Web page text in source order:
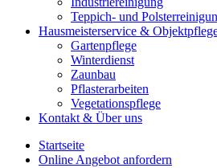
Teppich- und
Hausmeisterservice &
Gartenpflege
Winterdienst
Zaunbau
Pflasterarbeiten
Vegetationspflege
Kontakt & Über uns
Startseite
Online Angebot anfordern